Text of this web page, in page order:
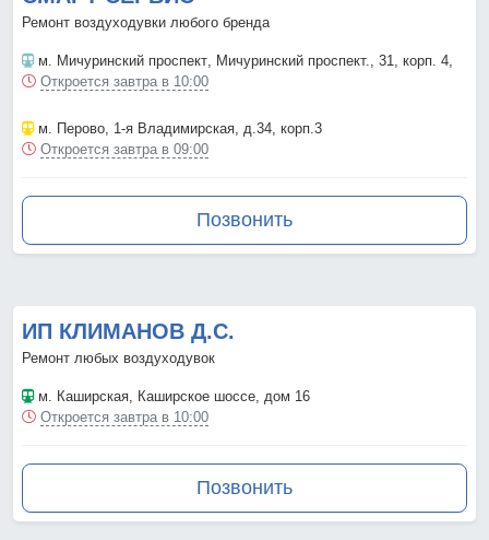
Ремонт воздуходувки любого бренда
м. Мичуринский проспект, Мичуринский проспект., 31, корп. 4,
Откроется завтра в 10:00
м. Перово, 1-я Владимирская, д.34, корп.3
Откроется завтра в 09:00
Позвонить
ИП КЛИМАНОВ Д.С.
Ремонт любых воздуходувок
м. Каширская, Каширское шоссе, дом 16
Откроется завтра в 10:00
Позвонить